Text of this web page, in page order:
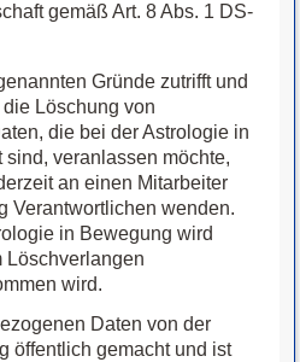
gemäß Art. 8 Abs. 1 DS-
Gründe zutrifft und
Löschung von
die bei der Astrologie in
veranlassen möchte,
an einen Mitarbeiter
Verantwortlichen wenden.
in Bewegung wird
Löschverlangen
wird.
Daten von der
öffentlich gemacht und ist